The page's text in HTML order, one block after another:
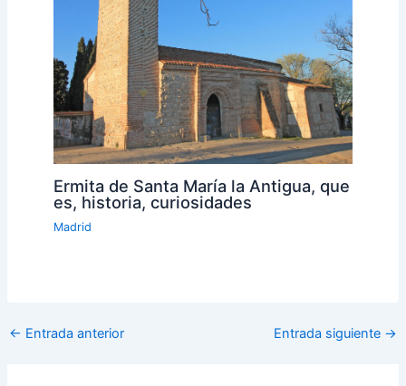
Ermita de Santa María la Antigua, que
es, historia, curiosidades
Madrid
← Entrada anterior Entrada siguiente →